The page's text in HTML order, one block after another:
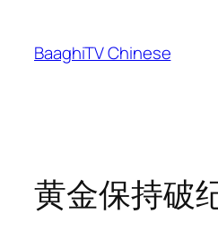
content
BaaghiTV Chinese
黄金保持破